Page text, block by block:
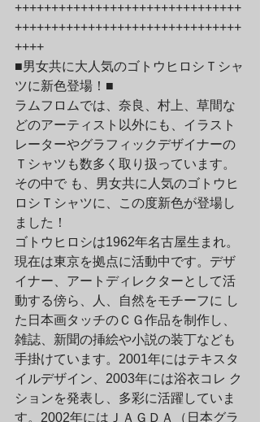
+++++++++++++++++++++++++++++++
+++++++++++++++++++++++++++++++
++++
■男女共に大人気のゴトウヒロシＴシャ
ツに新色登場！■
ラムフロムでは、奈良、村上、草間な
どのアーティスト以外にも、イラスト
レーターやグラフィックデザイナーの
Ｔシャツも数多く取り扱っています。
その中で も、男女共に人気のゴトウヒ
ロシＴシャツに、この度新色が登場し
ました！
ゴトウヒロシは1962年名古屋生まれ。
現在は東京を拠点に活動中です。デザ
イナー、アートディレクターとして活
動する傍ら、人、自然をモチーフに し
た日本画タッチのＣＧ作品を制作し、
雑誌、新聞の挿絵や小説の装丁なども
手掛けています。2001年にはテキスタ
イルデザイン、2003年には浴衣コレ ク
ションを発表し、多彩に活躍していま
す。2002年にはＪＡＧＤＡ（日本グラ